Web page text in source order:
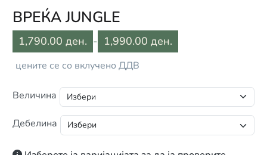
ВРЕЌА JUNGLE
1,790.00 ден. - 1,990.00 ден.
цените се со вклучено ДДВ
Величина
Дебелина